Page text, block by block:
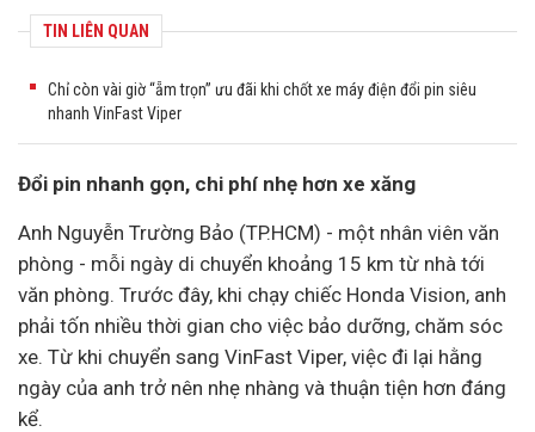
TIN LIÊN QUAN
Chỉ còn vài giờ “ẵm trọn” ưu đãi khi chốt xe máy điện đổi pin siêu
nhanh VinFast Viper
Đổi pin nhanh gọn, chi phí nhẹ hơn xe xăng
Anh Nguyễn Trường Bảo (TP.HCM) - một nhân viên văn
phòng - mỗi ngày di chuyển khoảng 15 km từ nhà tới
văn phòng. Trước đây, khi chạy chiếc Honda Vision, anh
phải tốn nhiều thời gian cho việc bảo dưỡng, chăm sóc
xe. Từ khi chuyển sang VinFast Viper, việc đi lại hằng
ngày của anh trở nên nhẹ nhàng và thuận tiện hơn đáng
kể.